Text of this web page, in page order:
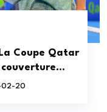
Coupe Qatar
02-20